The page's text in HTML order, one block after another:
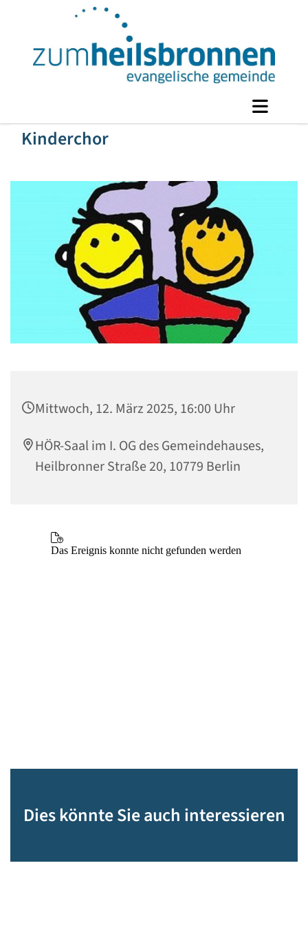
Kinderchor
Mittwoch, 12. März 2025, 16:00 Uhr
HÖR-Saal im I. OG des Gemeindehauses,
Heilbronner Straße 20, 10779 Berlin
Dies könnte Sie auch interessieren